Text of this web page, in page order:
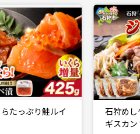
らくの味付きジン
佐藤
(SI-